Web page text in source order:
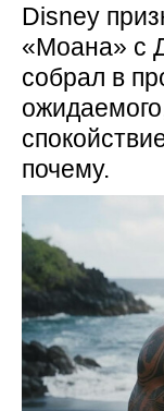
Disney
«Моана» с
собрал в
почему.